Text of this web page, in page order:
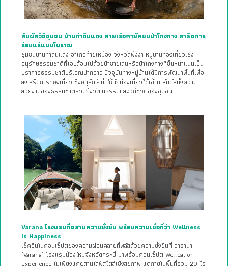
สัมผัสวิถีชุมชน บ้านท่าดินแดง พายเรือคายัคชมป่าโกงกาง สาธิตการ
ร่อนแร่แบบโบราณ
ชุมชนบ้านท่าดินแดง อำเภอท้ายเหมือง จังหวัดพังงา หมู่บ้านท่องเที่ยวเชิง
อนุรักษ์ธรรมชาติที่โอบล้อมไปด้วยป่าชายเลนหรือป่าโกงกางที่ขึ้นหนาแน่นเป็น
ปราการธรรมชาติบริเวณปากอ่าว ปัจจุบันทางหมู่บ้านได้มีการพัฒนาพื้นที่เพื่อ
ส่งเสริมการท่องเที่ยวเชิงอนุรักษ์ ทำให้นักท่องเที่ยวได้เข้ามาสัมผัสทั้งความ
สวยงามของธรรมชาติรวมถึงวัฒนธรรมและวีถีชีวิตของชุมชน
Varana โรงแรมที่ผสานความยั่งยืน พร้อมความเชื่อที่ว่า Wellness
is Happiness
เช็คอินในคอนเซ็ปต์ของความผ่อนคลายที่พลัสด้วยความยั่งยืนที่ วารานา
(Varana) โรงแรมน้องใหม่จังหวัดกระบี่ มาพร้อมคอนเซ็ปต์ Wellcation
Experience ไม่เพียงแค่ผสานไลฟ์สไตล์เชิงสุขภาพ แต่ภายในพื้นที่รวม 20 ไร่